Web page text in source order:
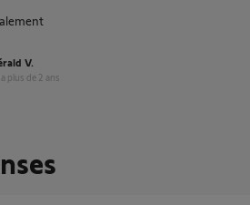
V.
a plus de 2 ans